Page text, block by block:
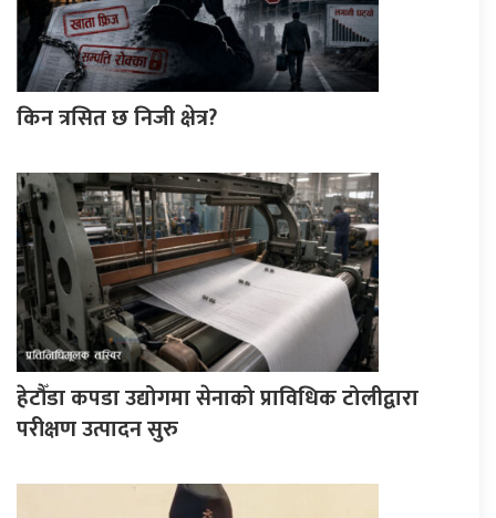
किन त्रसित छ निजी क्षेत्र?
हेटौँडा कपडा उद्योगमा सेनाको प्राविधिक टोलीद्वारा
परीक्षण उत्पादन सुरु